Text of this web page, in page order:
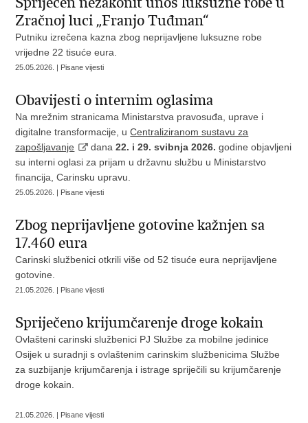
Zračnoj luci „Franjo Tuđman“
Putniku izrečena kazna zbog neprijavljene luksuzne robe
vrijedne 22 tisuće eura.
25.05.2026. | Pisane vijesti
Obavijesti o internim oglasima
Na mrežnim stranicama Ministarstva pravosuđa, uprave i
digitalne transformacije, uCentraliziranom sustavu za
zapošljavanje
dana22. i 29. svibnja 2026. godine objavljeni
su interni oglasi za prijam u državnu službu u Ministarstvo
financija, Carinsku upravu.
25.05.2026. | Pisane vijesti
Zbog neprijavljene gotovine kažnjen sa
17.460 eura
Carinski službenici otkrili više od 52 tisuće eura neprijavljene
gotovine.
21.05.2026. | Pisane vijesti
Spriječeno krijumčarenje droge kokain
Ovlašteni carinski službenici PJ Službe za mobilne jedinice
Osijek u suradnji s ovlaštenim carinskim službenicima Službe
za suzbijanje krijumčarenja i istrage spriječili su krijumčarenje
droge kokain.
21.05.2026. | Pisane vijesti